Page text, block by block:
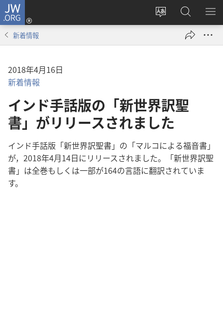
JW.ORG
サ
ト
変
え
る
ロ
グ
ン
ブ
で
開
く）
JW.ORG
の
検
メ
を
新着情報
2018年4月16日
新着情報
インド手話版の「新世界訳聖
書」がリリースされました
インド手話版「新世界訳聖書」の「マルコによる福音書」
が，2018年4月14日にリリースされました。「新世界訳聖
書」は全巻もしくは一部が164の言語に翻訳されていま
す。